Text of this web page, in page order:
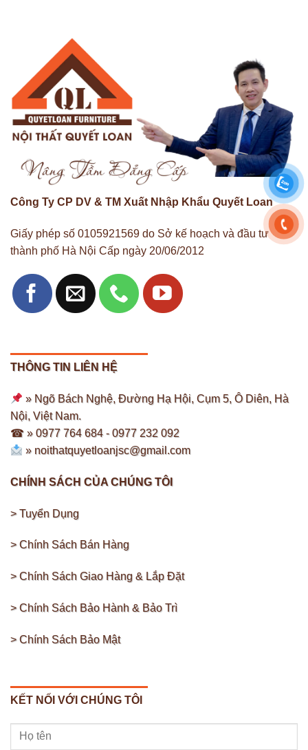
Công Ty CP DV & TM Xuất Nhập Khẩu Quyết Loan
Giấy phép số 0105921569 do Sở kế hoạch và đầu tư
thành phố Hà Nội Cấp ngày 20/06/2012
THÔNG TIN LIÊN HỆ
» Ngõ Bách Nghệ, Đường Hạ Hội, Cụm 5, Ô Diên, Hà
Nội, Việt Nam.
☎ » 0977 764 684 -0977 232 092
» noithatquyetloanjsc@gmail.com
CHÍNH SÁCH CỦA CHÚNG TÔI
> Tuyển Dụng
> Chính Sách Bán Hàng
> Chính Sách Giao Hàng & Lắp Đặt
> Chính Sách Bảo Hành & Bảo Trì
> Chính Sách Bảo Mật
KẾT NỐI VỚI CHÚNG TÔI